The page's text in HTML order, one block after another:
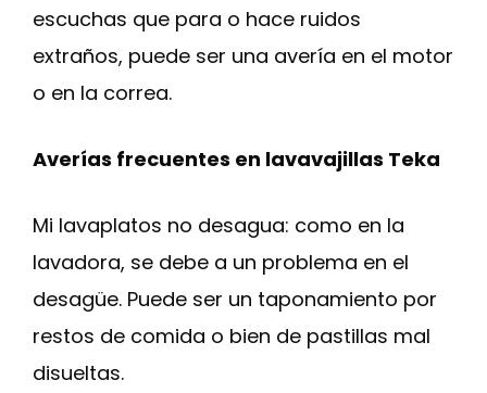
escuchas que para o hace ruidos
extraños, puede ser una avería en el motor
o en la correa.
Averías frecuentes en lavavajillas Teka
Mi lavaplatos no desagua: como en la
lavadora, se debe a un problema en el
desagüe. Puede ser un taponamiento por
restos de comida o bien de pastillas mal
disueltas.